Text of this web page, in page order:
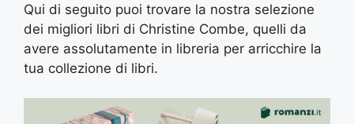
Qui di seguito puoi trovare la nostra selezione
dei migliori libri di Christine Combe, quelli da
avere assolutamente in libreria per arricchire la
tua collezione di libri.